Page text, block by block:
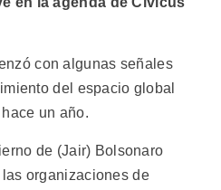
con algunas señales
del espacio global
un año.
de (Jair) Bolsonaro
organizaciones de